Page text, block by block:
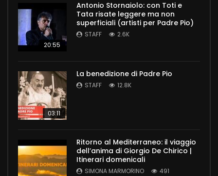
20:55
Antonio Stornaiolo: con Toti e
Tata risate leggere ma non
superficiali (artisti per Padre Pio)
STAFF 2.6K
03:11
La benedizione di Padre Pio
STAFF 12.8K
Ritorno al Mediterraneo: il viaggio
dell’anima di Giorgio De Chirico |
Itinerari domenicali
SIMONA MARMORINO 491